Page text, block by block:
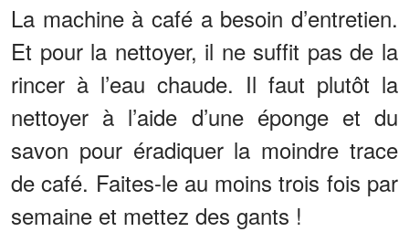
La machine à café a besoin d’entretien.
Et pour la nettoyer, il ne suffit pas de la
rincer à l’eau chaude. Il faut plutôt la
nettoyer à l’aide d’une éponge et du
savon pour éradiquer la moindre trace
de café. Faites-le au moins trois fois par
semaine et mettez des gants !